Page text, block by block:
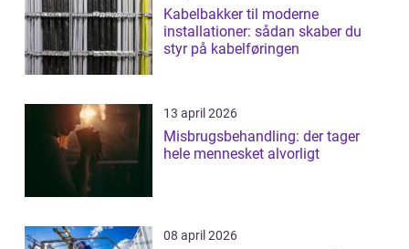
Kabelbakker til moderne
installationer: sådan skaber du
styr på kabelføringen
13 april 2026
Misbrugsbehandling: der tager
hele mennesket alvorligt
08 april 2026